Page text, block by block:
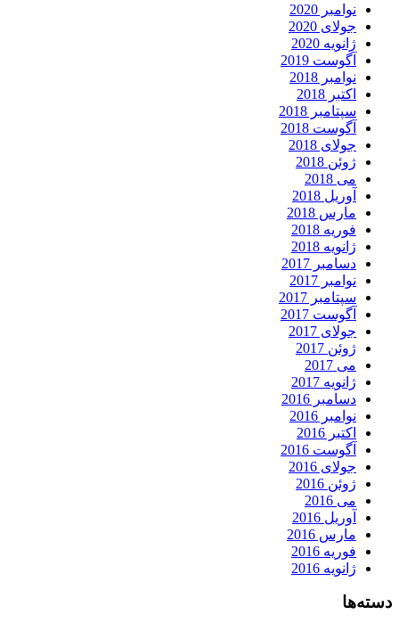
نوامبر 2020
جولای 2020
ژانویه 2020
آگوست 2019
نوامبر 2018
اکتبر 2018
سپتامبر 2018
آگوست 2018
جولای 2018
ژوئن 2018
می 2018
آوریل 2018
مارس 2018
فوریه 2018
ژانویه 2018
دسامبر 2017
نوامبر 2017
سپتامبر 2017
آگوست 2017
جولای 2017
ژوئن 2017
می 2017
ژانویه 2017
دسامبر 2016
نوامبر 2016
اکتبر 2016
آگوست 2016
جولای 2016
ژوئن 2016
می 2016
آوریل 2016
مارس 2016
فوریه 2016
ژانویه 2016
دسته‌ها